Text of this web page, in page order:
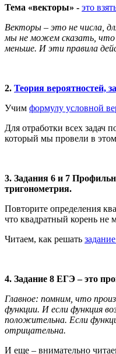
Тема «векторы» - это
Векторы – это не числа,
мы не можем сказать, что
меньше. И эти правила
2. Теория вероятностей,
Учим формулу условной
Для отработки всех задач
который мы провели в
3. Задания 6 и 7
тригонометрия.
Повторите определения
что квадратный корень не
Читаем, как решать
4. Задание 8 ЕГЭ – это
Главное: помним, что
функции. И если функция
положительна. Если
отрицательна.
И еще – внимательно